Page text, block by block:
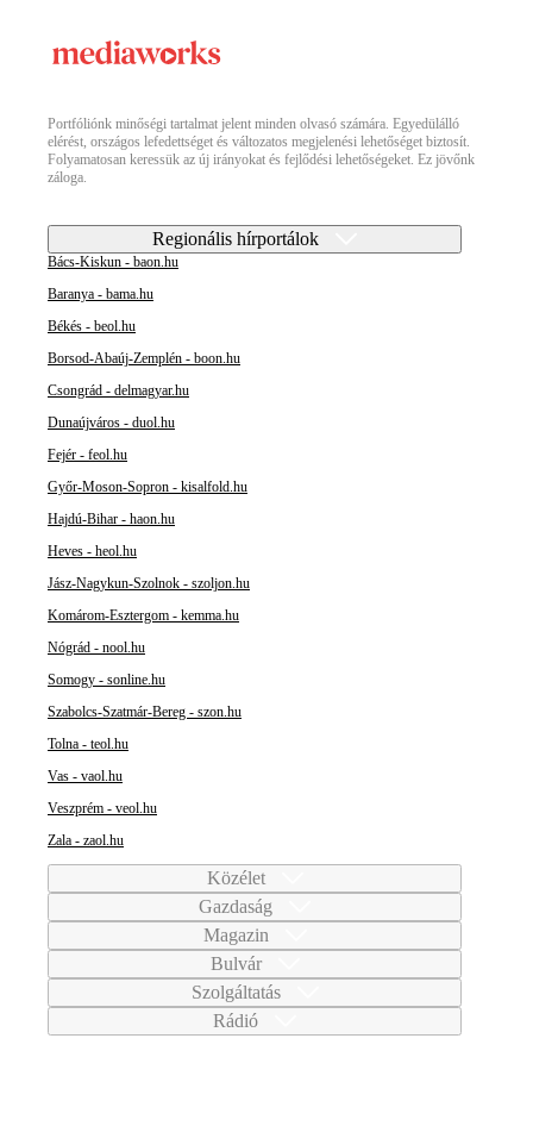
Portfóliónk minőségi tartalmat jelent minden olvasó számára. Egyedülálló
elérést, országos lefedettséget és változatos megjelenési lehetőséget biztosít.
Folyamatosan keressük az új irányokat és fejlődési lehetőségeket. Ez jövőnk
záloga.
Regionális hírportálok
Bács-Kiskun - baon.hu
Baranya - bama.hu
Békés - beol.hu
Borsod-Abaúj-Zemplén - boon.hu
Csongrád - delmagyar.hu
Dunaújváros - duol.hu
Fejér - feol.hu
Győr-Moson-Sopron - kisalfold.hu
Hajdú-Bihar - haon.hu
Heves - heol.hu
Jász-Nagykun-Szolnok - szoljon.hu
Komárom-Esztergom - kemma.hu
Nógrád - nool.hu
Somogy - sonline.hu
Szabolcs-Szatmár-Bereg - szon.hu
Tolna - teol.hu
Vas - vaol.hu
Veszprém - veol.hu
Zala - zaol.hu
Közélet
Gazdaság
Magazin
Bulvár
Szolgáltatás
Rádió